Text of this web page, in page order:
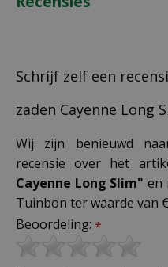
Schrijf zelf een
zaden Cayenne Long
Wij zijn benieuwd
recensie over het
Cayenne Long Slim" en
Tuinbon ter waarde van
Beoordeling: *